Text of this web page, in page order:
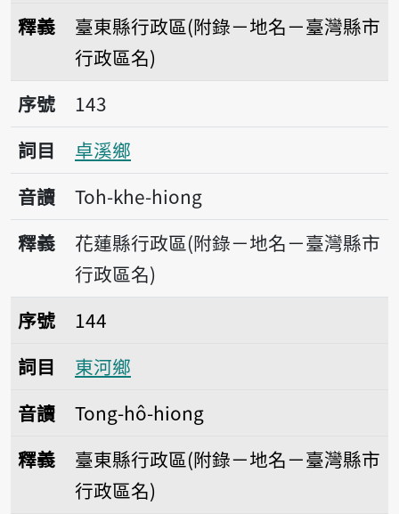
釋義
臺東縣行政區(附錄－地名－臺灣縣市
行政區名)
序號143卓溪鄉
序號
143
詞目
卓溪鄉
音讀
Toh-khe-hiong
釋義
花蓮縣行政區(附錄－地名－臺灣縣市
行政區名)
序號144東河鄉
序號
144
詞目
東河鄉
音讀
Tong-hô-hiong
釋義
臺東縣行政區(附錄－地名－臺灣縣市
行政區名)